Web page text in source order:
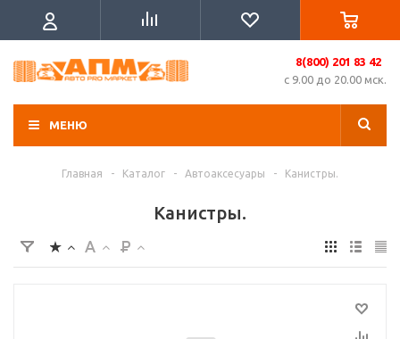
8(800) 201 83 42
с 9.00 до 20.00 мск.
МЕНЮ
Главная - Каталог - Автоаксесуары - Канистры.
Канистры.